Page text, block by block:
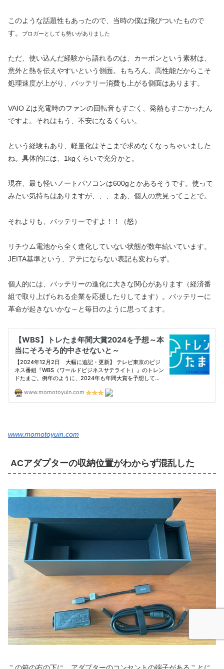
このような話題性もあったので、当時の僕は飛びついたもので
す。
ブロガーとしても勢いがありました
ただ、使い込んだ経験から語れるのは、カーボンという素材は、
意外と熱を伝えやすいという側面。もちろん、高性能だからこそ
処理速度が上がり、バッテリー消費も上がる側面はあります。
VAIO Zは充電時のファンの回転音もすごく、発熱もすごかったん
ですよ。それはもう、不安になるくらい。
という経験もあり、軽量化はそこまで求めなくなっちゃいました
ね。具体的には、1kgくらいで充分かと。
現在、最も軽いノートパソコンは600gとかあるそうです。使って
みたい気持ちはありますが、、、まあ、個人の意見ってことで。
それよりも、バッテリーですよ！！（怒）
リチウム電池から全く進化していない状態が数年続いています。
JEITA基準という、アテにならない表記も変わらず。
個人的には、バッテリーの進化に大きな関心があります（経済番
組で取り上げられる企業を応援したりしてます）。バッテリーに
革命が起きないかな～と毎日のように思ってます。
www.momotoyuin.com
ACアダプターの収納位置がわからず混乱した